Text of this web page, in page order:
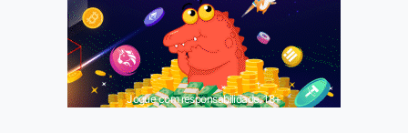
Jogue com responsabilidade. 18+